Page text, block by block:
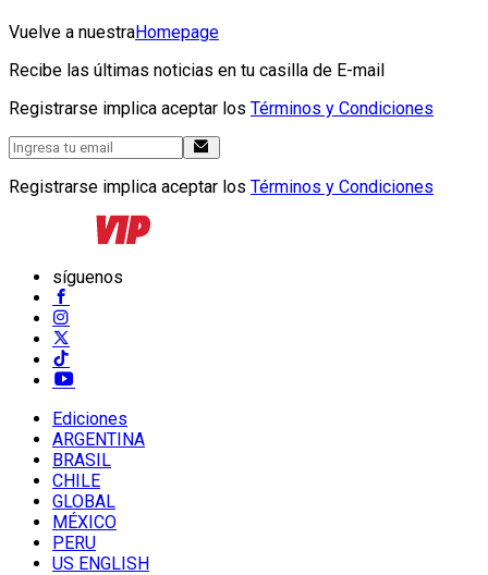
Vuelve a nuestraHomepage
Recibe las últimas noticias en tu casilla de E-mail
Registrarse implica aceptar los Términos y Condiciones
Registrarse implica aceptar los Términos y Condiciones
síguenos
Ediciones
ARGENTINA
BRASIL
CHILE
GLOBAL
MÉXICO
PERU
US ENGLISH